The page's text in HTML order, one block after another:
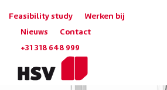
Feasibility study Werken bij
Nieuws Contact
+31 318 648 999